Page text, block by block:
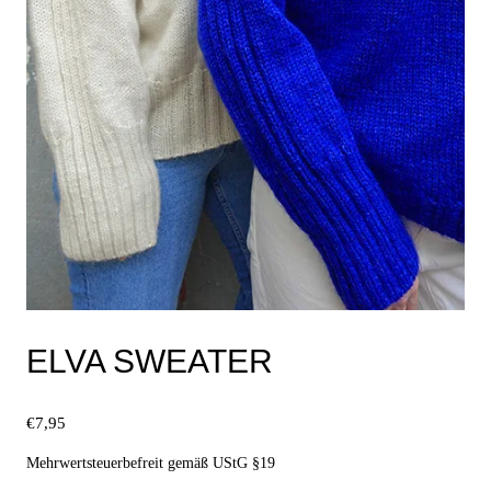
ELVA SWEATER
€7,95
Mehrwertsteuerbefreit gemäß UStG §19